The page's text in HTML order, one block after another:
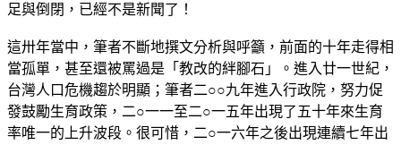
足與倒閉，已經不是新聞了！
這卅年當中，筆者不斷地撰文分析與呼籲，前面的十年走得相
當孤單，甚至還被罵過是「教改的絆腳石」。進入廿一世紀，
台灣人口危機趨於明顯；筆者二○○九年進入行政院，努力促
發鼓勵生育政策，二○一一至二○一五年出現了五十年來生育
率唯一的上升波段。很可惜，二○一六年之後出現連續七年出